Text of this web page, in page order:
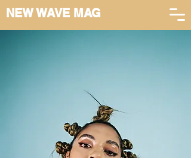
NEW WAVE MAG